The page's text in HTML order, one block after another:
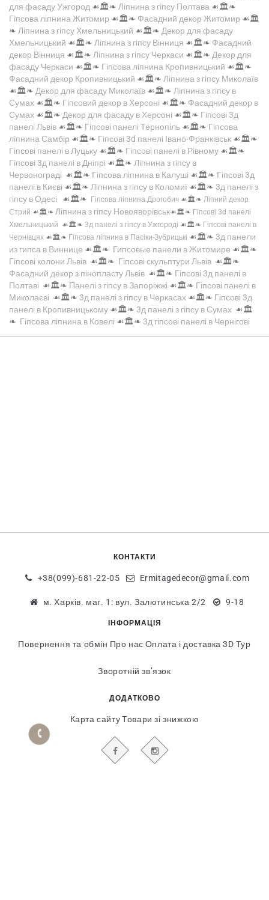
для фасаду Ужгород ☙🏛️❧ Ліпнина з гіпсу Полтава ☙🏛️❧
Гіпсова ліпнина Житомир ☙🏛️❧ Фасадний декор Житомир ☙🏛️
❧ Ліпнина з гіпсу Хмельницький ☙🏛️❧ Декор для фасаду
Хмельницький ☙🏛️❧ Ліпнина з гіпсу Вінниця ☙🏛️❧ Фасадний
декор Вінниця ☙🏛️❧ Ліпнина з гіпсу Черкаси ☙🏛️❧ Декор для
фасаду Черкаси ☙🏛️❧ Гіпсова ліпнина Кропивницький ☙🏛️❧
Фасадний декор Кропивницький ☙🏛️❧ Ліпнина з гіпсу Миколаїв
☙🏛️❧ Декор для фасаду Миколаїв ☙🏛️❧ Ліпнина з гіпсу в
Сумах ☙🏛️❧ Гіпсовий декор в Херсоні ☙🏛️❧ Фасадний декор в
Сумах ☙🏛️❧ Декор для фасаду в Херсоні ☙🏛️❧ Гіпсові 3д
панелі Львів ☙🏛️❧ Гіпсові панелі Тернопіль ☙🏛️❧ Гіпсова
ліпнина Самбір ☙🏛️❧ Гіпсові 3d панелі Івано-Франківськ ☙🏛️❧
Гіпсові панелі в Луцьку ☙🏛️❧ Гіпсові панелі в Рівному ☙🏛️❧
Гіпсові 3д панелі в Дніпрі ☙🏛️❧ Ліпнина з гіпсу в
Червонограді ☙🏛️❧ Гіпсова ліпнина в Калуші ☙🏛️❧ Гіпсові 3д
панелі в Києві ☙🏛️❧ Ліпнина з гіпсу в Коломиї ☙🏛️❧ 3д панелі з
гіпсу в Одесі ☙🏛️❧ Гіпсова ліпнина Дрогобич ☙🏛️❧ Ліпний декор
Стрий ☙🏛️❧ Ліпнина з гіпсу Новояворівськ☙🏛️❧ Гіпсові 3d панелі
Хмельницький ☙🏛️❧ 3д панелі з гіпсу в Ужгороді ☙🏛️❧ Гіпсові панелі в
Чернівцях ☙🏛️❧ Гіпсова ліпнина в Пасіки-Зубрицькі ☙🏛️❧ 3д панели
из гипса в Виннице ☙🏛️❧ Гипсовые панели в Житомире ☙🏛️❧
Гіпсові колони Львів ☙🏛️❧ Гіпсові скульптури Львів ☙🏛️❧
Фасадний декор з пінопласту Львів ☙🏛️❧ Гіпсові 3д панелі в
Полтаві ☙🏛️❧ Панелі з гіпсу в Запоріжжі ☙🏛️❧ Гіпсові панелі в
Миколаєві ☙🏛️❧ 3д панелі з гіпсу в Черкасах ☙🏛️❧ Гіпсові 3д
панелі в Кропивницькому ☙🏛️❧ 3д панелі з гіпсу в Сумах ☙🏛️
❧ Гіпсова ліпнина в Ковелі ☙🏛️❧ 3д гіпсові панелі в Чернігові
КОНТАКТИ
+38(099)-681-22-05 Ermitagedecor@gmail.com
м. Харків. маг. 1: вул. Залютинська 2/2 9-18
ІНФОРМАЦІЯ
Повернення та обмін Про нас Оплата і доставка 3D Тур
Зворотній зв’язок
ДОДАТКОВО
Карта сайту Товари зі знижкою